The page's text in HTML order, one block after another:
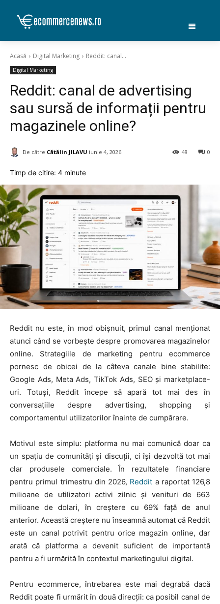
Acasă Digital Marketing Reddit: canal...
Digital Marketing
Reddit: canal de advertising
sau sursă de informații pentru
magazinele online?
De către Cătălin JILAVU iunie 4, 2026 0
48
Timp de citire: 4 minute
Reddit nu este, în mod obișnuit, primul canal menționat
atunci când se vorbește despre promovarea magazinelor
online. Strategiile de marketing pentru ecommerce
pornesc de obicei de la câteva canale bine stabilite:
Google Ads, Meta Ads, TikTok Ads, SEO și marketplace-
uri. Totuși, Reddit începe să apară tot mai des în
conversațiile despre advertising, shopping și
comportamentul utilizatorilor înainte de cumpărare.
Motivul este simplu: platforma nu mai comunică doar ca
un spațiu de comunități și discuții, ci își dezvoltă tot mai
clar produsele comerciale. În rezultatele financiare
pentru primul trimestru din 2026, Reddit a raportat 126,8
milioane de utilizatori activi zilnic și venituri de 663
milioane de dolari, în creștere cu 69% față de anul
anterior. Această creștere nu înseamnă automat că Reddit
este un canal potrivit pentru orice magazin online, dar
arată că platforma a devenit suficient de importantă
pentru a fi urmărită în contextul marketingului digital.
Pentru ecommerce, întrebarea este mai degrabă dacă
Reddit poate fi urmărit în două direcții: ca posibil canal de